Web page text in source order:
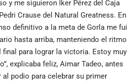
y me siguieron Íker Pérez del Caja
Crause del Natural Greatness. En
definitivo a la meta de Gorla me fui
hasta arriba, manteniendo el ritmo
final para lograr la victoria. Estoy muy
explicaba feliz, Aimar Tadeo, antes
al podio para celebrar su primer